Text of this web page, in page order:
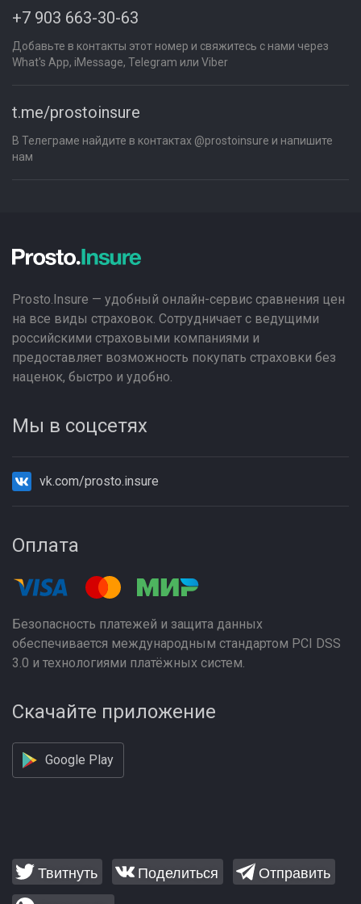
+7 903 663-30-63
Добавьте в контакты этот номер и свяжитесь с нами через
What's App, iMessage, Telegram или Viber
t.me/prostoinsure
В Телеграме найдите в контактах @prostoinsure и напишите
нам
Prosto.Insure — удобный онлайн-сервис сравнения цен
на все виды страховок. Сотрудничает с ведущими
российскими страховыми компаниями и
предоставляет возможность покупать страховки без
наценок, быстро и удобно.
Мы в соцсетях
vk.com/prosto.insure
Оплата
Безопасность платежей и защита данных
обеспечивается международным стандартом PCI DSS
3.0 и технологиями платёжных систем.
Скачайте приложение
Google Play
Твитнуть Поделиться
Отправить